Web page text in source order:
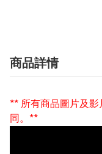
商品詳情
** 所有商品圖片及
同。**